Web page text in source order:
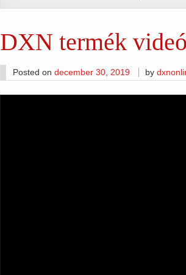
DXN termék
Posted on december 30, 2019 by